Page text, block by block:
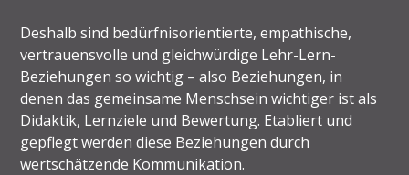
Deshalb sind bedürfnisorientierte, empathische,
vertrauensvolle und gleichwürdige Lehr-Lern-
Beziehungen so wichtig – also Beziehungen, in
denen das gemeinsame Menschsein wichtiger ist als
Didaktik, Lernziele und Bewertung. Etabliert und
gepflegt werden diese Beziehungen durch
wertschätzende Kommunikation.